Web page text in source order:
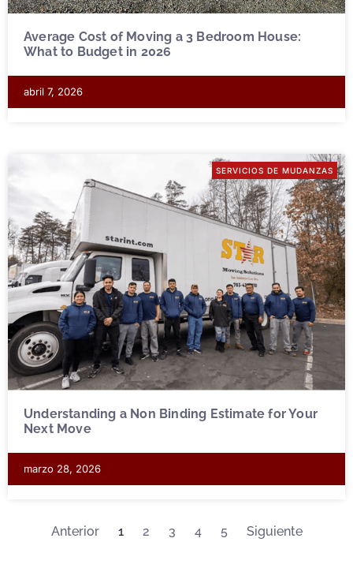
Average Cost of Moving a 3 Bedroom House:
What to Budget in 2026
abril 7, 2026
SERVICIOS DE MUDANZAS
Understanding a Non Binding Estimate for Your
Next Move
marzo 28, 2026
Anterior 1 2 3 4 5 Siguiente